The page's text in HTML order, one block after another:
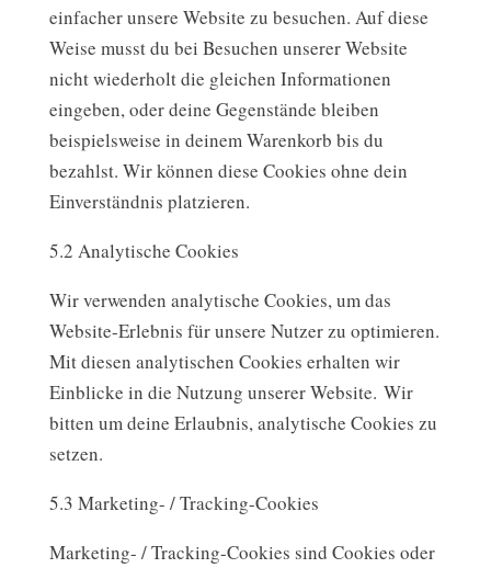
einfacher unsere Website zu besuchen. Auf diese
Weise musst du bei Besuchen unserer Website
nicht wiederholt die gleichen Informationen
eingeben, oder deine Gegenstände bleiben
beispielsweise in deinem Warenkorb bis du
bezahlst. Wir können diese Cookies ohne dein
Einverständnis platzieren.
5.2 Analytische Cookies
Wir verwenden analytische Cookies, um das
Website-Erlebnis für unsere Nutzer zu optimieren.
Mit diesen analytischen Cookies erhalten wir
Einblicke in die Nutzung unserer Website. Wir
bitten um deine Erlaubnis, analytische Cookies zu
setzen.
5.3 Marketing- / Tracking-Cookies
Marketing- / Tracking-Cookies sind Cookies oder